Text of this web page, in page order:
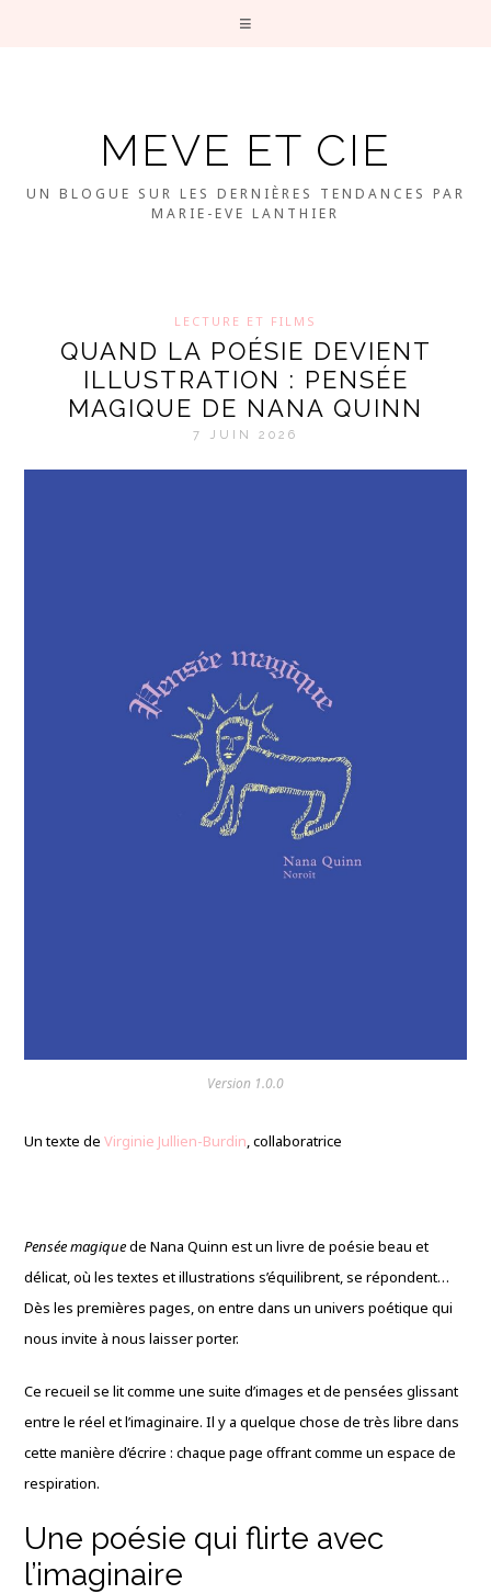
MEVE ET CIE
UN BLOGUE SUR LES DERNIÈRES TENDANCES PAR
MARIE-EVE LANTHIER
LECTURE ET FILMS
QUAND LA POÉSIE DEVIENT
ILLUSTRATION : PENSÉE
MAGIQUE DE NANA QUINN
7 JUIN 2026
Version 1.0.0
Un texte deVirginie Jullien-Burdin, collaboratrice
Pensée magiquede Nana Quinn est un livre de poésie beau et
délicat, où les textes et illustrations s’équilibrent, se répondent…
Dès les premières pages, on entre dans un univers poétique qui
nous invite à nous laisser porter.
Ce recueil se lit comme une suite d’images et de pensées glissant
entre le réel et l’imaginaire. Il y a quelque chose de très libre dans
cette manière d’écrire : chaque page offrant comme un espace de
respiration.
Une poésie qui flirte avec
l’imaginaire